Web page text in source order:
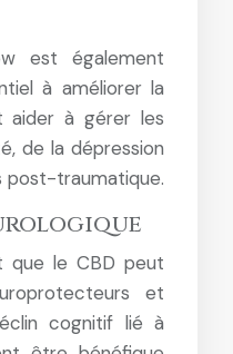
est également
à améliorer la
aider à gérer les
de la dépression
post-traumatique.
que le CBD peut
et
cognitif lié à